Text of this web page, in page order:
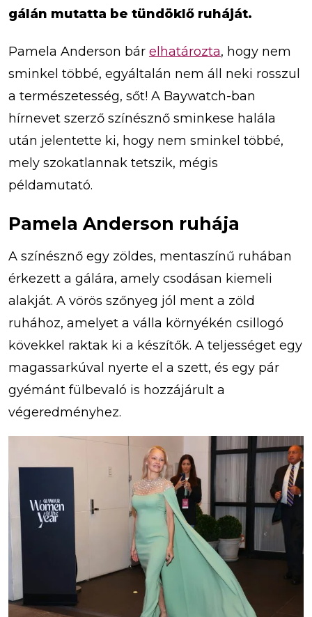
gálán mutatta be tündöklő ruháját.
Pamela Anderson bár elhatározta, hogy nem
sminkel többé, egyáltalán nem áll neki rosszul
a természetesség, sőt! A Baywatch-ban
hírnevet szerző színésznő sminkese halála
után jelentette ki, hogy nem sminkel többé,
mely szokatlannak tetszik, mégis
példamutató.
Pamela Anderson ruhája
A színésznő egy zöldes, mentaszínű ruhában
érkezett a gálára, amely csodásan kiemeli
alakját. A vörös szőnyeg jól ment a zöld
ruhához, amelyet a válla környékén csillogó
kövekkel raktak ki a készítők. A teljességet egy
magassarkúval nyerte el a szett, és egy pár
gyémánt fülbevaló is hozzájárult a
végeredményhez.